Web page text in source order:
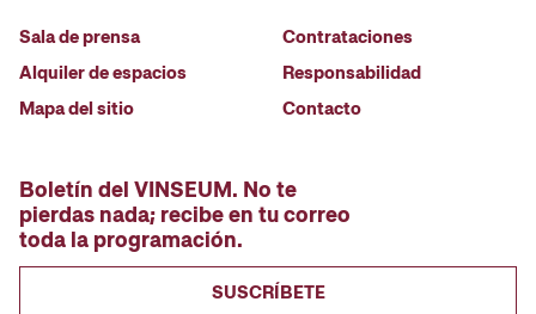
Sala de prensa
Alquiler de espacios
Mapa del sitio
Contrataciones
Responsabilidad
Contacto
Boletín del VINSEUM. No te
pierdas nada; recibe en tu correo
toda la programación.
SUSCRÍBETE